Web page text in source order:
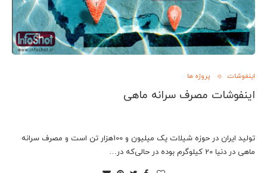
اینفوشات پروژه ها
اینفوشات مصرف سرانه ماهی
تولید ایران در حوزه شیلات یک میلیون و 100هزار تن است و مصرف سرانه
ماهی در دنیا 20 کیلوگرم بوده در حالی‌که در…